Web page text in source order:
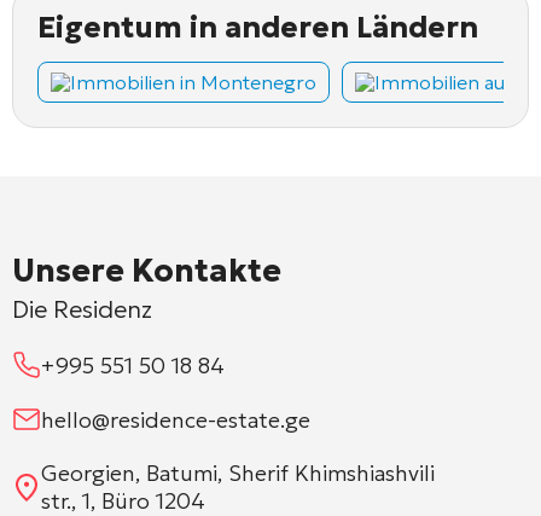
Eigentum in anderen Ländern
Immobilien in Montenegro Immobilien auf
Unsere Kontakte
Die Residenz
+995 551 50 18 84
hello@residence-estate.ge
Georgien, Batumi, Sherif Khimshiashvili
str., 1, Büro 1204